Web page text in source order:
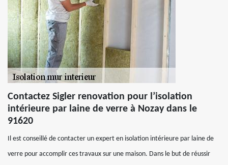
Contactez Sigler renovation pour l’isolation
intérieure par laine de verre à Nozay dans le
91620
Il est conseillé de contacter un expert en isolation intérieure par laine de
verre pour accomplir ces travaux sur une maison. Dans le but de réussir